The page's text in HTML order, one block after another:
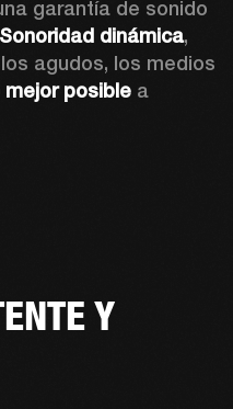
garantía de sonido
Sonoridad dinámica,
agudos, los medios
mejor posible a
Y